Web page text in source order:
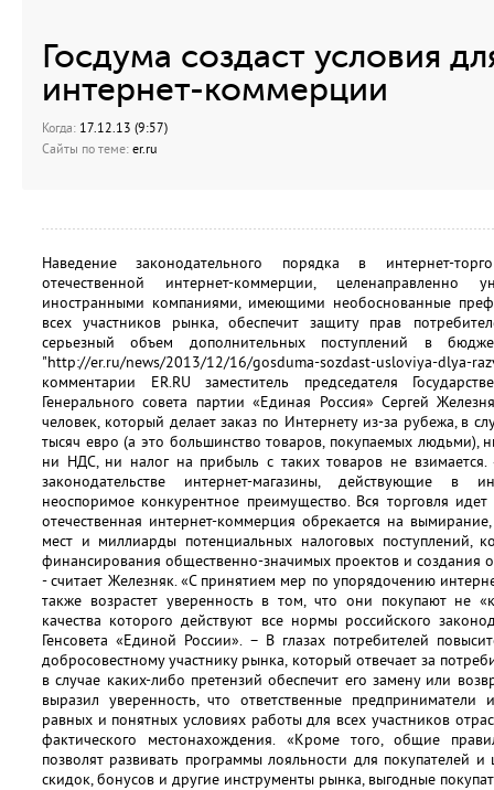
Госдума создаст условия
интернет-коммерции
Когда: 17.12.13 (9:57)
Сайты по теме: er.ru
Наведение законодательного порядка в интернет-
отечественной интернет-коммерции,
иностранными компаниями, имеющими необоснованные
всех участников рынка, обеспечит защиту прав
серьезный объем дополнительных поступлений в
"http://er.ru/news/2013/12/16/gosduma-sozdast-
комментарии ER.RU заместитель председателя
Генерального совета партии «Единая Россия» Сергей
человек, который делает заказ по Интернету из-за рубежа, в
тысяч евро (а это большинство товаров, покупаемых людьми),
ни НДС, ни налог на прибыль с таких товаров не
законодательстве интернет-магазины, действующие в
неоспоримое конкурентное преимущество. Вся торговля
отечественная интернет-коммерция обрекается на
мест и миллиарды потенциальных налоговых поступлений,
финансирования общественно-значимых проектов и создания
- считает Железняк. «С принятием мер по упорядочению
также возрастет уверенность в том, что они покупают не
качества которого действуют все нормы российского
Генсовета «Единой России». – В глазах потребителей
добросовестному участнику рынка, который отвечает за
в случае каких-либо претензий обеспечит его замену или
выразил уверенность, что ответственные предприниматели
равных и понятных условиях работы для всех участников
фактического местонахождения. «Кроме того, общие
позволят развивать программы лояльности для покупателей
скидок, бонусов и другие инструменты рынка, выгодные